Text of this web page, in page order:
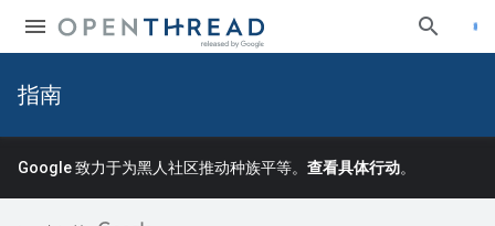
指南
Google 致力于为黑人社区推动种族平等。 查看具体行动。